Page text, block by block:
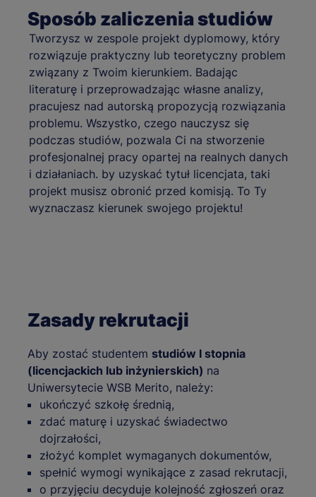
Sposób zaliczenia studiów
Tworzysz w zespole projekt dyplomowy, który
rozwiązuje praktyczny lub teoretyczny problem
związany z Twoim kierunkiem. Badając
literaturę i przeprowadzając własne analizy,
pracujesz nad autorską propozycją rozwiązania
problemu. Wszystko, czego nauczysz się
podczas studiów, pozwala Ci na stworzenie
profesjonalnej pracy opartej na realnych danych
i działaniach. by uzyskać tytuł licencjata, taki
projekt musisz obronić przed komisją. To Ty
wyznaczasz kierunek swojego projektu!
Zasady rekrutacji
Aby zostać studentem studiów I stopnia
(licencjackich lub inżynierskich) na
Uniwersytecie WSB Merito, należy:
ukończyć szkołę średnią,
zdać maturę i uzyskać świadectwo
dojrzałości,
złożyć komplet wymaganych dokumentów,
spełnić wymogi wynikające z zasad rekrutacji,
o przyjęciu decyduje kolejność zgłoszeń oraz